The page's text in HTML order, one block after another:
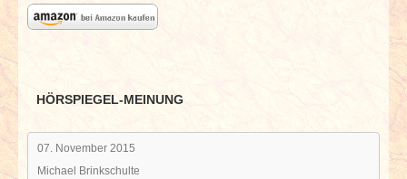
HÖRSPIEGEL-MEINUNG
07. November 2015
Michael Brinkschulte